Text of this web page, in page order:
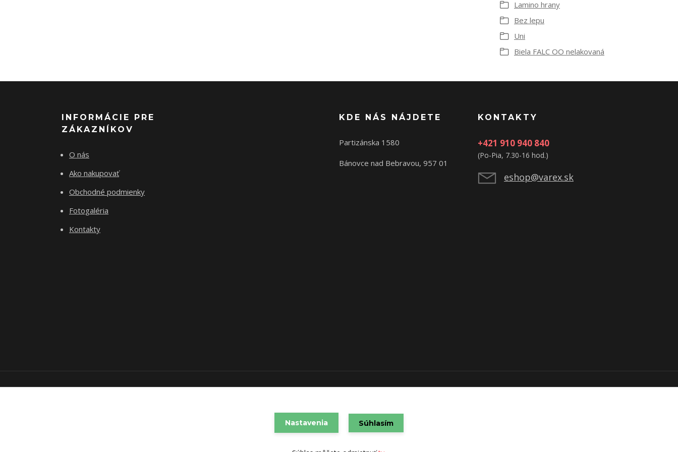
Lamino hrany
Bez lepu
Uni
Biela FALC OO nelakovaná
INFORMÁCIE PRE
ZÁKAZNÍKOV
O nás
Ako nakupovať
Obchodné podmienky
Fotogaléria
Kontakty
KDE NÁS NÁJDETE
Partizánska 1580
Bánovce nad Bebravou, 957 01
KONTAKTY
+421 910 940 840
(Po-Pia, 7.30-16 hod.)
eshop@varex.sk
Vytvorené na
Eshop-rychlo.sk
Nastavenia Súhlasím